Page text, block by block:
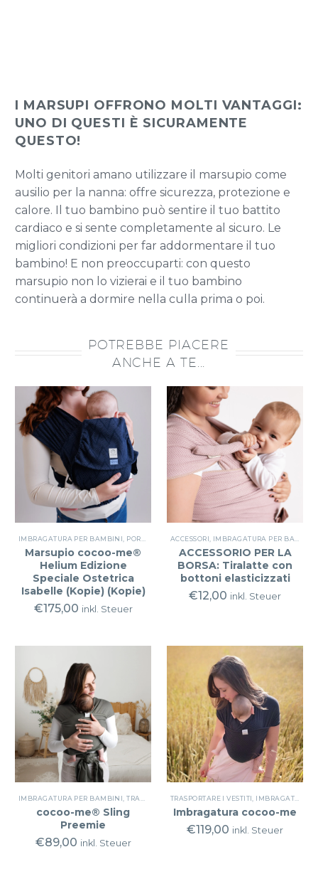
I MARSUPI OFFRONO MOLTI VANTAGGI:
UNO DI QUESTI È SICURAMENTE
QUESTO!
Molti genitori amano utilizzare il marsupio come
ausilio per la nanna: offre sicurezza, protezione e
calore. Il tuo bambino può sentire il tuo battito
cardiaco e si sente completamente al sicuro. Le
migliori condizioni per far addormentare il tuo
bambino! E non preoccuparti: con questo
marsupio non lo vizierai e il tuo bambino
continuerà a dormire nella culla prima o poi.
POTREBBE PIACERE
ANCHE A TE...
IMBRAGATURA PER BAMBINI, PORTARE L'AIDS
Marsupio cocoo-me®
Helium Edizione
Speciale Ostetrica
Isabelle (Kopie) (Kopie)
€175,00 inkl. Steuer
ACCESSORI, IMBRAGATURA PER BAMBINI
ACCESSORIO PER LA
BORSA: Tiralatte con
bottoni elasticizzati
€12,00 inkl. Steuer
IMBRAGATURA PER BAMBINI,TRASPORTARE I VESTITI
cocoo-me® Sling
Preemie
€89,00 inkl. Steuer
TRASPORTARE I VESTITI, IMBRAGATURA PER BAMBINI
Imbragatura cocoo-me
€119,00 inkl. Steuer